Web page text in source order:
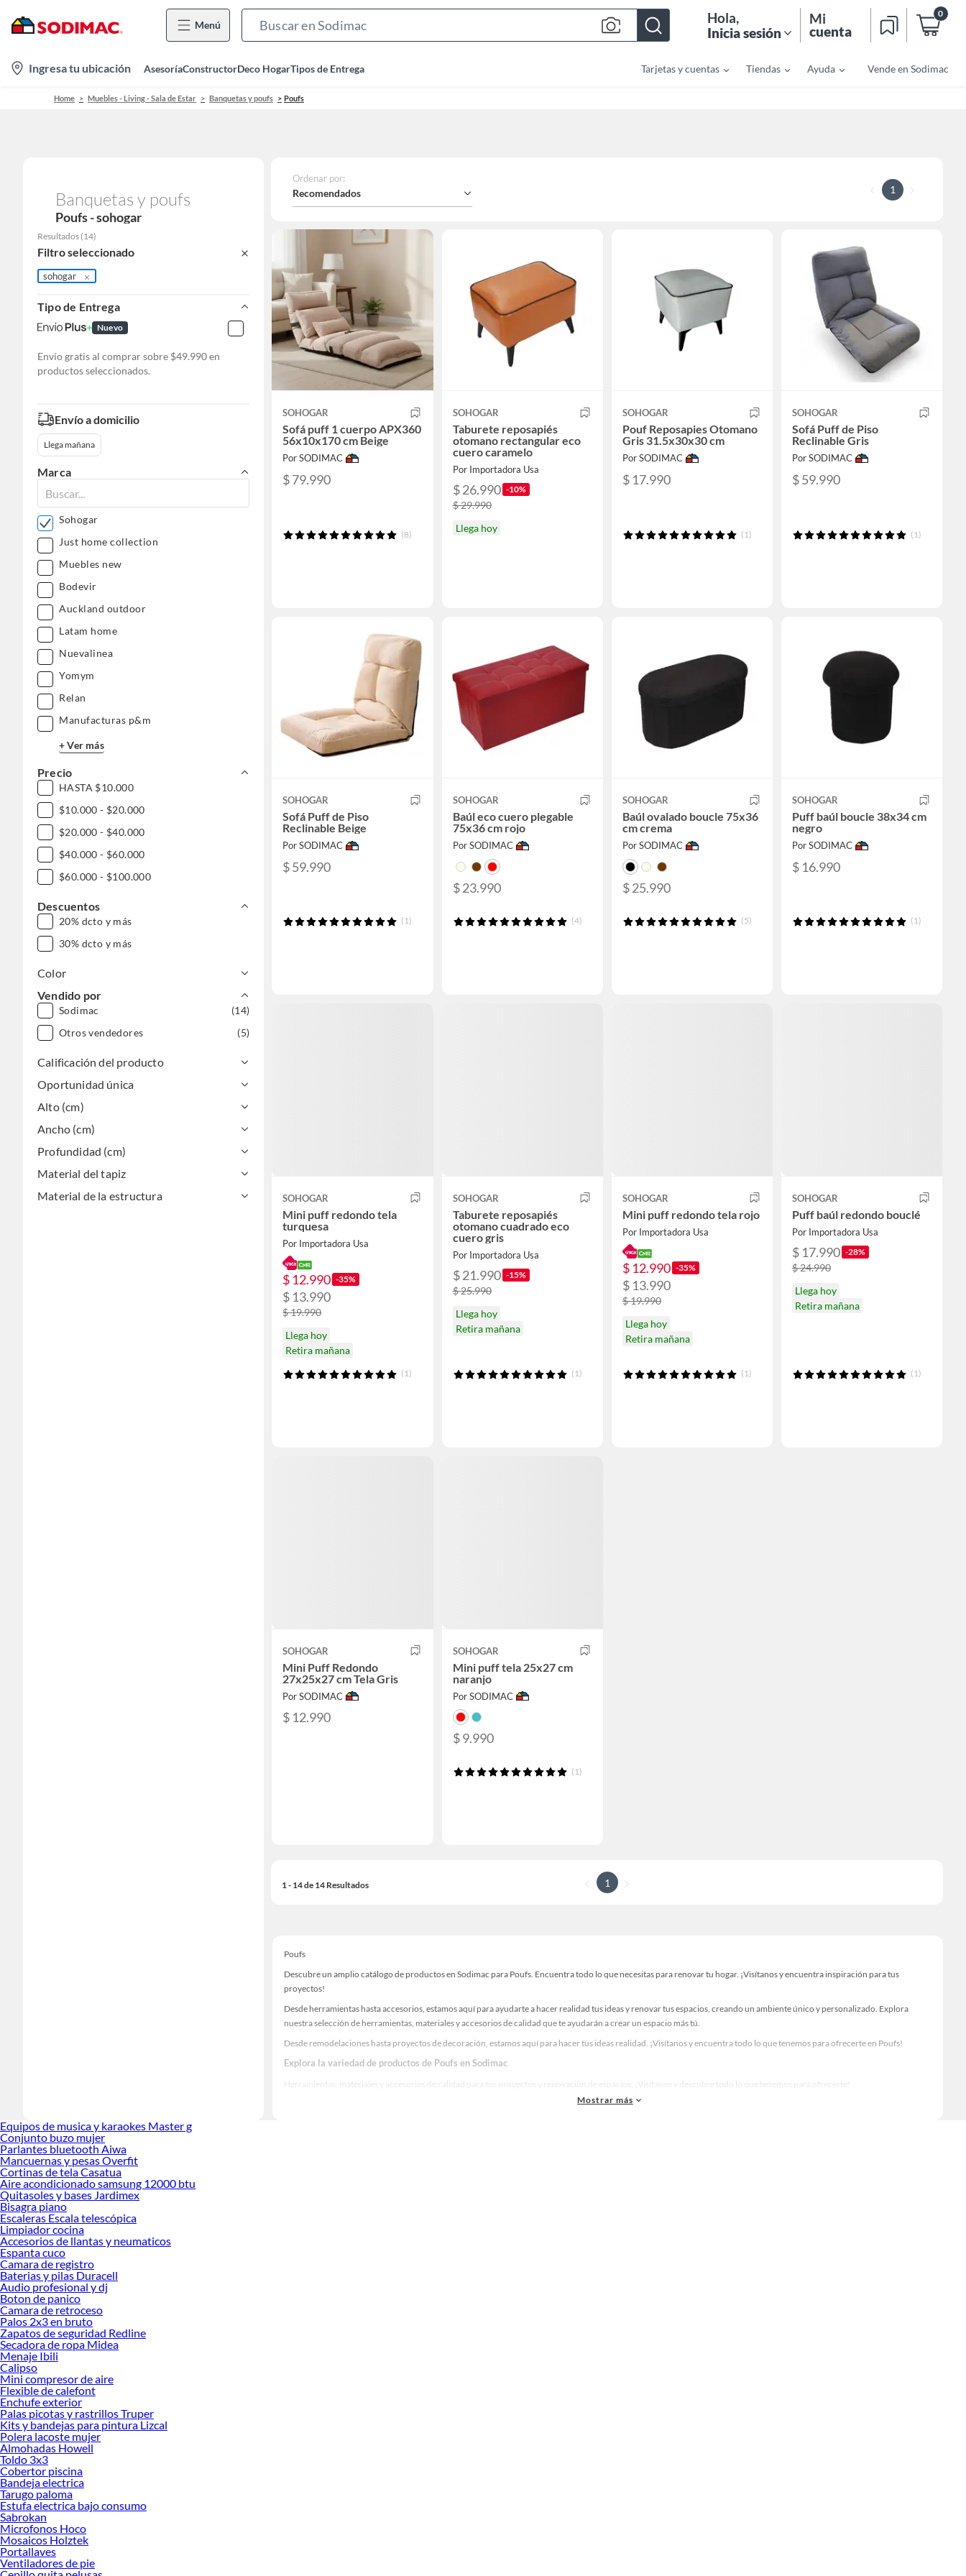
Menú
Bar
Hola,
Inicia sesión
Mi
cuenta
0
location-
icon
Ingresa tu ubicación AsesoríaConstructorDeco HogarTipos de Entrega Tarjetas y cuentas Tiendas Ayuda Vende en Sodimac
Home Muebles - Living - Sala de Estar Banquetas y poufs Poufs
Banquetas y poufs
Poufs - sohogar
Resultados (14)
Filtro seleccionado
sohogar
Tipo de Entrega
Nuevo
Envío gratis al comprar sobre $49.990 en
productos seleccionados.
Envío a domicilio
Llega mañana
Marca
Sohogar
Just home collection
Muebles new
Bodevir
Auckland outdoor
Latam home
Nuevalinea
Yomym
Relan
Manufacturas p&m
+ Ver más
Precio
HASTA $10.000
$10.000 - $20.000
$20.000 - $40.000
$40.000 - $60.000
$60.000 - $100.000
Descuentos
20% dcto y más
30% dcto y más
Color
Vendido por
Sodimac
(14)
Otros vendedores
(5)
Calificación del producto
Oportunidad única
Alto (cm)
Ancho (cm)
Profundidad (cm)
Material del tapiz
Material de la estructura
Ordenar por:
Recomendados 1
SOHOGAR
Sofá puff 1 cuerpo APX360
56x10x170 cm Beige
Por SODIMAC
$ 79.990
(8)
SOHOGAR
Taburete reposapiés
otomano rectangular eco
cuero caramelo
Por Importadora Usa
$ 26.990 -10%
$ 29.990
Llega hoy
SOHOGAR
Pouf Reposapies Otomano
Gris 31.5x30x30 cm
Por SODIMAC
$ 17.990
(1)
SOHOGAR
Sofá Puff de Piso
Reclinable Gris
Por SODIMAC
$ 59.990
(1)
SOHOGAR
Sofá Puff de Piso
Reclinable Beige
Por SODIMAC
$ 59.990
(1)
SOHOGAR
Baúl eco cuero plegable
75x36 cm rojo
Por SODIMAC
$ 23.990
(4)
SOHOGAR
Baúl ovalado boucle 75x36
cm crema
Por SODIMAC
$ 25.990
(5)
SOHOGAR
Puff baúl boucle 38x34 cm
negro
Por SODIMAC
$ 16.990
(1)
SOHOGAR
Mini puff redondo tela
turquesa
Por Importadora Usa
$ 12.990 -35%
$ 13.990
$ 19.990
Llega hoy
Retira mañana
(1)
SOHOGAR
Taburete reposapiés
otomano cuadrado eco
cuero gris
Por Importadora Usa
$ 21.990 -15%
$ 25.990
Llega hoy
Retira mañana
(1)
SOHOGAR
Mini puff redondo tela rojo
Por Importadora Usa
$ 12.990 -35%
$ 13.990
$ 19.990
Llega hoy
Retira mañana
(1)
SOHOGAR
Puff baúl redondo bouclé
Por Importadora Usa
$ 17.990 -28%
$ 24.990
Llega hoy
Retira mañana
(1)
SOHOGAR
Mini Puff Redondo
27x25x27 cm Tela Gris
Por SODIMAC
$ 12.990
SOHOGAR
Mini puff tela 25x27 cm
naranjo
Por SODIMAC
$ 9.990
(1)
1 - 14 de 14 Resultados 1
Poufs
Descubre un amplio catálogo de productos en Sodimac para Poufs. Encuentra todo lo que necesitas para renovar tu hogar. ¡Visítanos y encuentra inspiración para tus
proyectos!
Desde herramientas hasta accesorios, estamos aquí para ayudarte a hacer realidad tus ideas y renovar tus espacios, creando un ambiente único y personalizado. Explora
nuestra selección de herramientas, materiales y accesorios de calidad que te ayudarán a crear un espacio más tú.
Desde remodelaciones hasta proyectos de decoración, estamos aquí para hacer tus ideas realidad. ¡Visítanos y encuentra todo lo que tenemos para ofrecerte en Poufs!
Explora la variedad de productos de Poufs en Sodimac
Herramientas, materiales y accesorios de calidad para tus proyectos y renovación de espacios. ¡Visítanos y descubre todo lo que tenemos para ofrecerte!
Encuentra una amplia variedad de productos de Poufs en Sodimac. Encuentra todo lo necesario para tus proyectos de renovación y decoración. ¡Visítanos y haz tus ideas
Mostrar más
Equipos de musica y karaokes Master g
Conjunto buzo mujer
Parlantes bluetooth Aiwa
Mancuernas y pesas Overfit
Cortinas de tela Casatua
Aire acondicionado samsung 12000 btu
Quitasoles y bases Jardimex
Bisagra piano
Escaleras Escala telescópica
Limpiador cocina
Accesorios de llantas y neumaticos
Espanta cuco
Camara de registro
Baterias y pilas Duracell
Audio profesional y dj
Boton de panico
Camara de retroceso
Palos 2x3 en bruto
Zapatos de seguridad Redline
Secadora de ropa Midea
Menaje Ibili
Calipso
Mini compresor de aire
Flexible de calefont
Enchufe exterior
Palas picotas y rastrillos Truper
Kits y bandejas para pintura Lizcal
Polera lacoste mujer
Almohadas Howell
Toldo 3x3
Cobertor piscina
Bandeja electrica
Tarugo paloma
Estufa electrica bajo consumo
Sabrokan
Microfonos Hoco
Mosaicos Holztek
Portallaves
Ventiladores de pie